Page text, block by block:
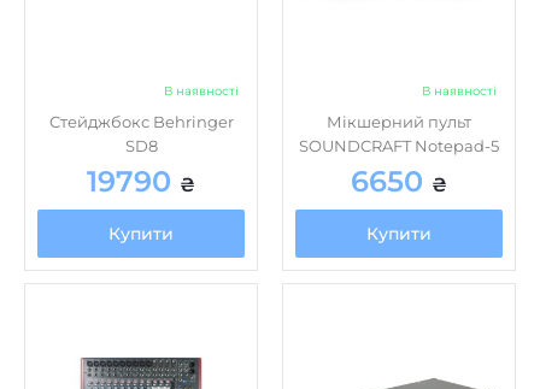
В наявності
Стейджбокс Behringer
SD8
19790 ₴
Купити
В наявності
Мікшерний пульт
SOUNDCRAFT Notepad-5
6650 ₴
Купити